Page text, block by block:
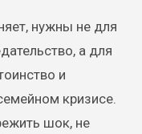
нужны не для
а для
и
кризисе.
шок, не